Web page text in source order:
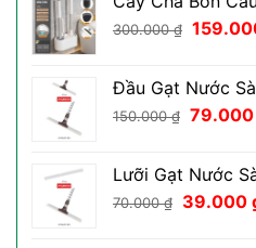
300.000₫ Giá
Đầu Gạt Nước
150.000₫ Giá
150.000
79.000
Lưỡi Gạt Nước
70.000₫
Giá
39.000